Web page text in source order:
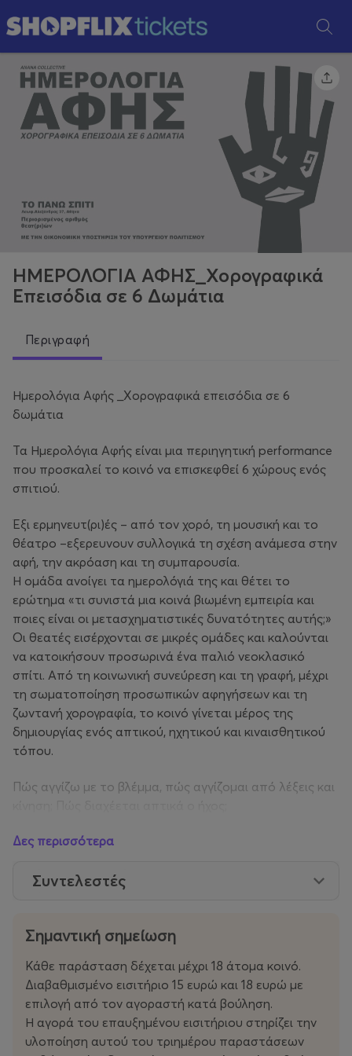
ΗΜΕΡΟΛΟΓΙΑ ΑΦΗΣ_Χορογραφικά
Επεισόδια σε 6 Δωμάτια
Περιγραφή
Ημερολόγια Αφής _Χορογραφικά επεισόδια σε 6
δωμάτια
Τα Ημερολόγια Αφής είναι μια περιηγητική performance
που προσκαλεί το κοινό να επισκεφθεί 6 χώρους ενός
σπιτιού.
Έξι ερμηνευτ(ρι)ές – από τον χορό, τη μουσική και το
θέατρο –εξερευνουν συλλογικά τη σχέση ανάμεσα στην
αφή, την ακρόαση και τη συμπαρουσία.
Η ομάδα ανοίγει τα ημερολόγιά της και θέτει το
ερώτημα «τι συνιστά μια κοινά βιωμένη εμπειρία και
ποιες είναι οι μετασχηματιστικές δυνατότητες αυτής;»
Οι θεατές εισέρχονται σε μικρές ομάδες και καλούνται
να κατοικήσουν προσωρινά ένα παλιό νεοκλασικό
σπίτι. Από τη κοινωνική συνεύρεση και τη γραφή, μέχρι
τη σωματοποίηση προσωπικών αφηγήσεων και τη
ζωντανή χορογραφία, το κοινό γίνεται μέρος της
δημιουργίας ενός απτικού, ηχητικού και κιναισθητικού
τόπου.
Πώς αγγίζω με το βλέμμα, πώς αγγίζομαι από λέξεις και
σώμα;
Η ομάδα ερευνά τη διευρυμένη έννοια της (επ)αφής και
απόπειρες ανακατεύθυνσης της σχέσης μας με τον
συνδεόμαστε και να κινούμαστε συλλογικά.
Τα Ημερολόγια Αφής αποτελούν μέρος μιας συλλογικής
διαδικασίας έρευνας και ανάπτυξης (research and
development) της ευρύτερης σειράς δράσεων χορού “In
Δες περισσότερα
Συντελεστές
Σημαντική σημείωση
Κάθε παράσταση δέχεται μέχρι 18 άτομα κοινό.
Διαβαθμισμένο εισιτήριο 15 ευρώ και 18 ευρώ με
επιλογή από τον αγοραστή κατά βούληση.
Η αγορά του επαυξημένου εισιτήριου στηρίζει την
υλοποίηση αυτού του τριημέρου παραστάσεων